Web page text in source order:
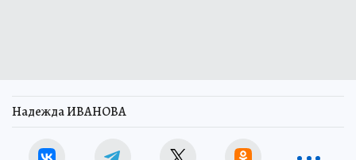
Надежда ИВАНОВА